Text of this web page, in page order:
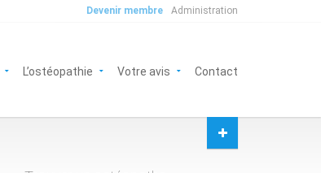
Devenir membre Administration
L’ostéopathie Votre avis Contact